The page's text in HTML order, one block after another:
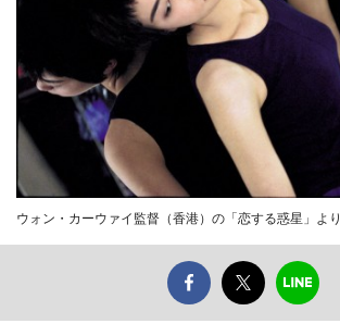
ウォン・カーウァイ監督（香港）の「恋する惑星」より